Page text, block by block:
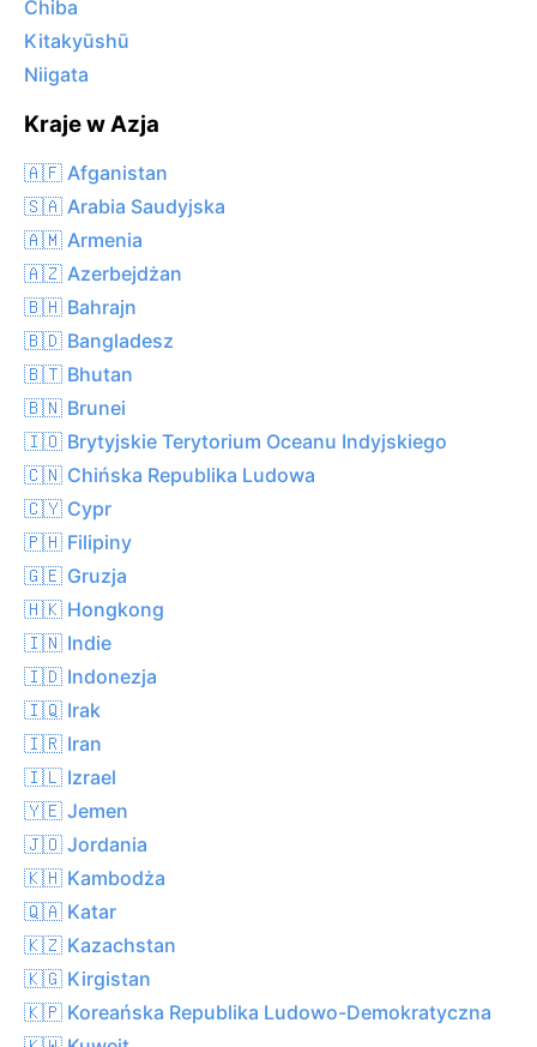
Chiba
Kitakyūshū
Niigata
Kraje w Azja
🇦🇫 Afganistan
🇸🇦 Arabia Saudyjska
🇦🇲 Armenia
🇦🇿 Azerbejdżan
🇧🇭 Bahrajn
🇧🇩 Bangladesz
🇧🇹 Bhutan
🇧🇳 Brunei
🇮🇴 Brytyjskie Terytorium Oceanu Indyjskiego
🇨🇳 Chińska Republika Ludowa
🇨🇾 Cypr
🇵🇭 Filipiny
🇬🇪 Gruzja
🇭🇰 Hongkong
🇮🇳 Indie
🇮🇩 Indonezja
🇮🇶 Irak
🇮🇷 Iran
🇮🇱 Izrael
🇾🇪 Jemen
🇯🇴 Jordania
🇰🇭 Kambodża
🇶🇦 Katar
🇰🇿 Kazachstan
🇰🇬 Kirgistan
🇰🇵 Koreańska Republika Ludowo-Demokratyczna